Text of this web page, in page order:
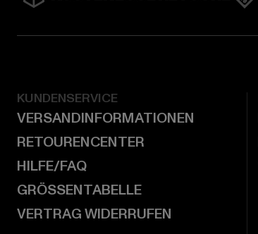
KUNDENSERVICE
VERSANDINFORMATIONEN
RETOURENCENTER
HILFE/FAQ
GRÖSSENTABELLE
VERTRAG WIDERRUFEN